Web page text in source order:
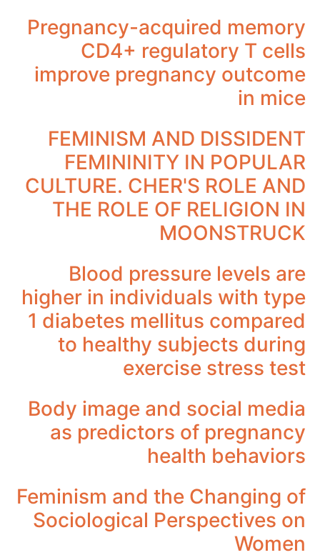
Pregnancy-acquired memory
CD4+ regulatory T cells
improve pregnancy outcome
in mice
FEMINISM AND DISSIDENT
FEMININITY IN POPULAR
CULTURE. CHER'S ROLE AND
THE ROLE OF RELIGION IN
MOONSTRUCK
Blood pressure levels are
higher in individuals with type
1 diabetes mellitus compared
to healthy subjects during
exercise stress test
Body image and social media
as predictors of pregnancy
health behaviors
Feminism and the Changing of
Sociological Perspectives on
Women